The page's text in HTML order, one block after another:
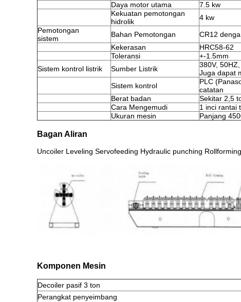
Daya motor utama
7.5 kw
Kekuatan pemotongan
hidrolik
4 kw
Pemotongan
sistem
Bahan Pemotongan
CR12
Kekerasan
HRC58-62
Toleransi
+-1.5mm
Sistem kontrol listrik
Sumber Listrik
380V,
Juga dapat
Sistem kontrol
PLC
catatan
Berat badan
Sekitar 2,5
Cara Mengemudi
1 inci rantai
Ukuran mesin
Panjang
Bagan Aliran
Uncoiler Leveling Servofeeding Hydraulic punching
Komponen Mesin
Decoiler pasif 3 ton
Perangkat penyeimbang